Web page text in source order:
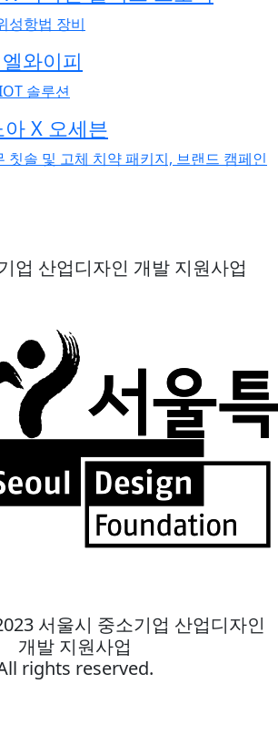
성항법 장비
와이피
솔루션
X 오세븐
칫솔 및 고체 치약 패키지, 브랜드 캠페인
업 산업디자인 개발 지원사업
서울시 중소기업 산업디자인
개발 지원사업
rights reserved.